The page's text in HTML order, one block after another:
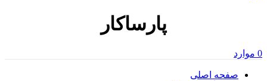
پارساکار
0 موارد
صفحه اصلی